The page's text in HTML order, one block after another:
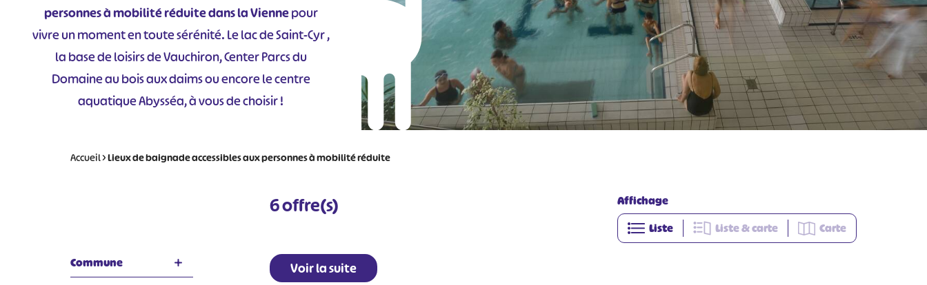
personnes à mobilité réduite dans la Viennepour
vivre un moment en toute sérénité. Le lac de Saint-Cyr ,
la base de loisirs de Vauchiron, Center Parcs du
Domaine au bois aux daims ou encore le centre
aquatique Abysséa, à vous de choisir !
Accueil>Lieux de baignade accessibles aux personnes à mobilité réduite
6offre(s)
Affichage
Liste
Liste & carte Carte
Commune Voir la suite